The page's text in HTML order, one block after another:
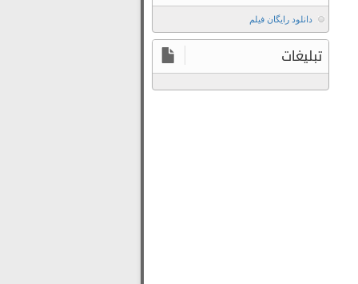
کیفیت
بالا
دانلود
فیلم
Haxan
دانلود رایگان فیلم
تبلیغات